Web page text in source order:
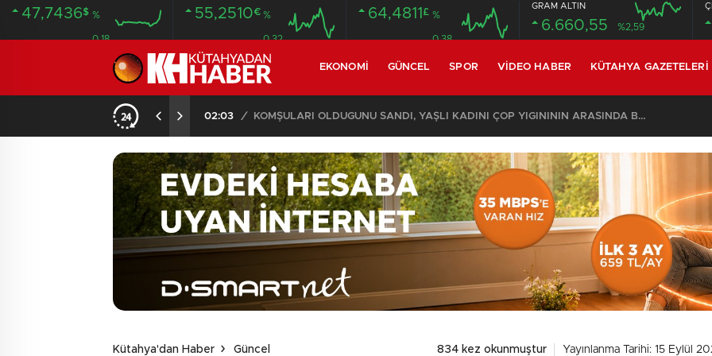
47,7436$ %
0.18
55,2510€ %
0.32
64,4811 £ %
0.38
GRAM ALTIN
6.660,55 %2,59
EKONOMI GÜNCEL SPOR VIDEO HABER KÜTAHYA GAZETELERI
02:03 / KOMŞULARI ÖLDÜĞÜNÜ SANDI, YAŞLI KADINI ÇÖP YIĞINININ ARASINDA BULUNDU
Kütahya'dan Haber Güncel 834 kez okunmuştur Yayınlanma Tarihi: 15 Eylül